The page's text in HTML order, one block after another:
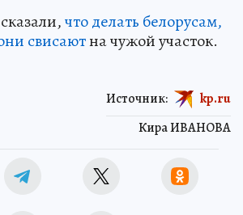
что делать белорусам,
свисаютна чужой участок.
Кира ИВАНОВА
Источник: kp.ru